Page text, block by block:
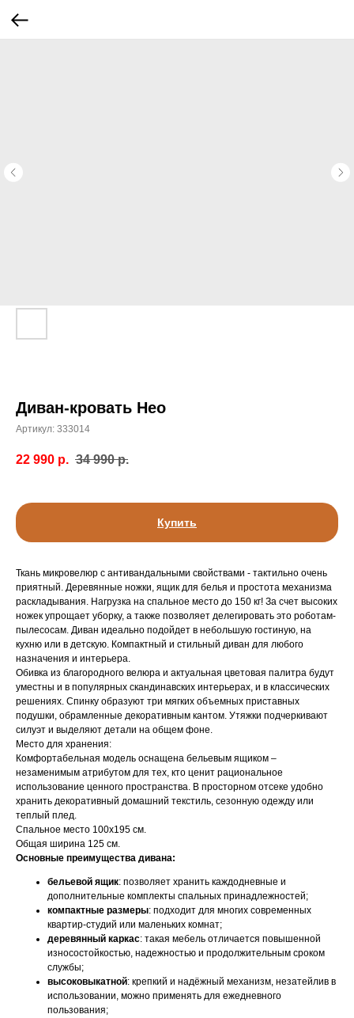
Диван-кровать Нео
Артикул: 333014
22 990 р. 34 990 р.
Купить
Ткань микровелюр с антивандальными свойствами - тактильно очень
приятный. Деревянные ножки, ящик для белья и простота механизма
раскладывания. Нагрузка на спальное место до 150 кг! За счет высоких
ножек упрощает уборку, а также позволяет делегировать это роботам-
пылесосам. Диван идеально подойдет в небольшую гостиную, на
кухню или в детскую. Компактный и стильный диван для любого
назначения и интерьера.
Обивка из благородного велюра и актуальная цветовая палитра будут
уместны и в популярных скандинавских интерьерах, и в классических
решениях. Спинку образуют три мягких объемных приставных
подушки, обрамленные декоративным кантом. Утяжки подчеркивают
силуэт и выделяют детали на общем фоне.
Место для хранения:
Комфортабельная модель оснащена бельевым ящиком –
незаменимым атрибутом для тех, кто ценит рациональное
использование ценного пространства. В просторном отсеке удобно
хранить декоративный домашний текстиль, сезонную одежду или
теплый плед.
Спальное место 100х195 см.
Общая ширина 125 см.
Основные преимущества дивана:
бельевой ящик: позволяет хранить каждодневные и
дополнительные комплекты спальных принадлежностей;
компактные размеры: подходит для многих современных
квартир-студий или маленьких комнат;
деревянный каркас: такая мебель отличается повышенной
износостойкостью, надежностью и продолжительным сроком
службы;
высоковыкатной: крепкий и надёжный механизм, незатейлив в
использовании, можно применять для ежедневного
пользования;